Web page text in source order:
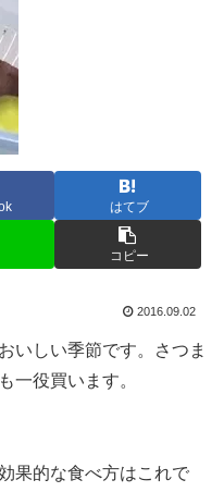
はてブ
コピー
2016.09.02
いしい季節です。さつま
一役買います。
果的な食べ方はこれで